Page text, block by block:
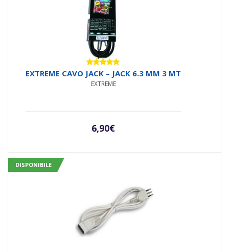
Valutato
5.00su 5
EXTREME CAVO JACK – JACK 6.3 MM 3 MT
EXTREME
6,90€
DISPONIBILE